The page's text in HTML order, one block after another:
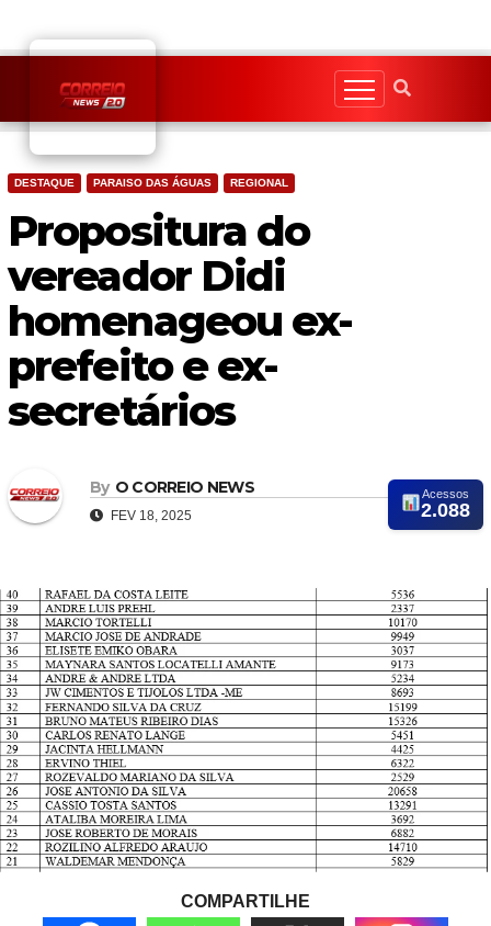
content
DESTAQUE PARAISO DAS ÁGUAS REGIONAL
Propositura do
vereador Didi
homenageou ex-
prefeito e ex-
secretários
By O CORREIO NEWS
FEV 18, 2025
Acessos
2.088
COMPARTILHE